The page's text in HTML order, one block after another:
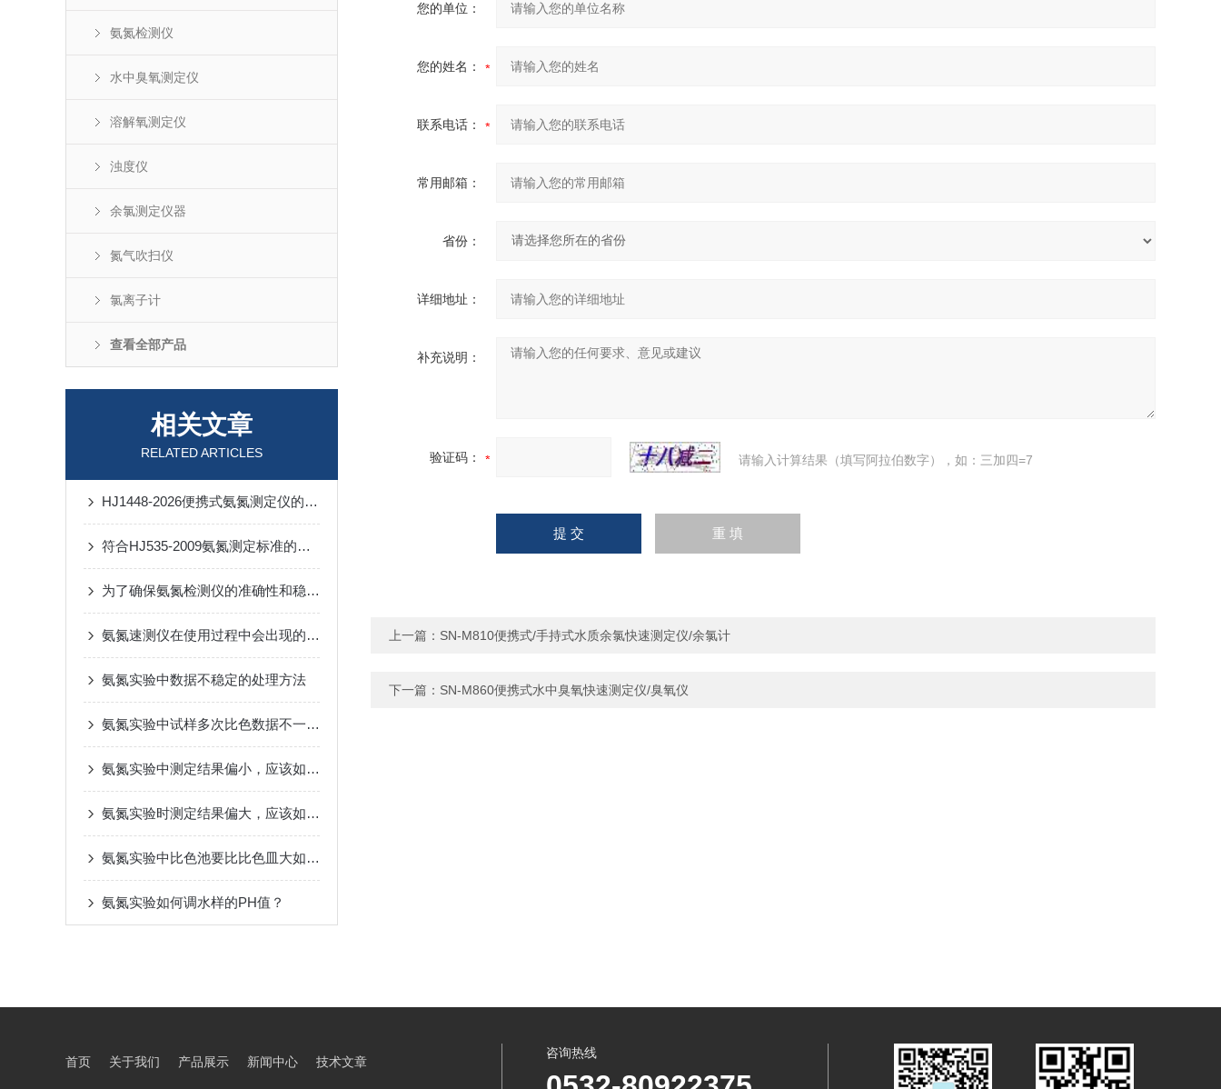
氨氮检测仪
水中臭氧测定仪
溶解氧测定仪
浊度仪
余氯测定仪器
氮气吹扫仪
氯离子计
查看全部产品
相关文章
RELATED ARTICLES
HJ1448-2026便携式氨氮测定仪的新国标相比旧标准有哪些变化？
符合HJ535-2009氨氮测定标准的仪器技术要求
为了确保氨氮检测仪的准确性和稳定性维护是不能少的
氨氮速测仪在使用过程中会出现的问题和解决方法
氨氮实验中数据不稳定的处理方法
氨氮实验中试样多次比色数据不一样的原因
氨氮实验中测定结果偏小，应该如何处理？
氨氮实验时测定结果偏大，应该如何处理？
氨氮实验中比色池要比比色皿大如何处理？
氨氮实验如何调水样的PH值？
您的单位：
您的姓名：
联系电话：
常用邮箱：
省份：
详细地址：
补充说明：
验证码： 请输入计算结果（填写阿拉伯数字），如：三加四=7
上一篇： SN-M810便携式/手持式水质余氯快速测定仪/余氯计
下一篇： SN-M860便携式水中臭氧快速测定仪/臭氧仪
首页 关于我们 产品展示 新闻中心 技术文章
咨询热线